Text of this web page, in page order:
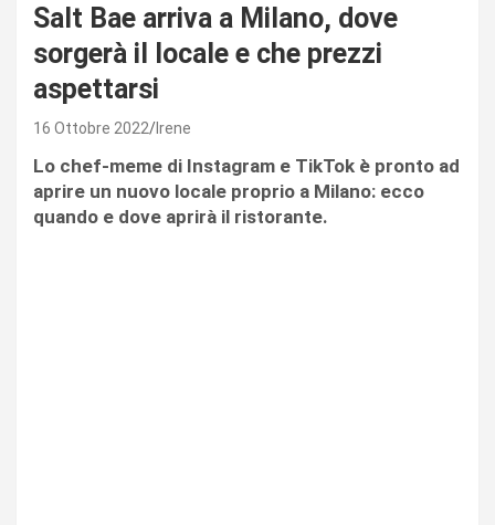
Salt Bae arriva a Milano, dove
sorgerà il locale e che prezzi
aspettarsi
16 Ottobre 2022 Irene
Lo chef-meme di Instagram e TikTok è pronto ad
aprire un nuovo locale proprio a Milano: ecco
quando e dove aprirà il ristorante.